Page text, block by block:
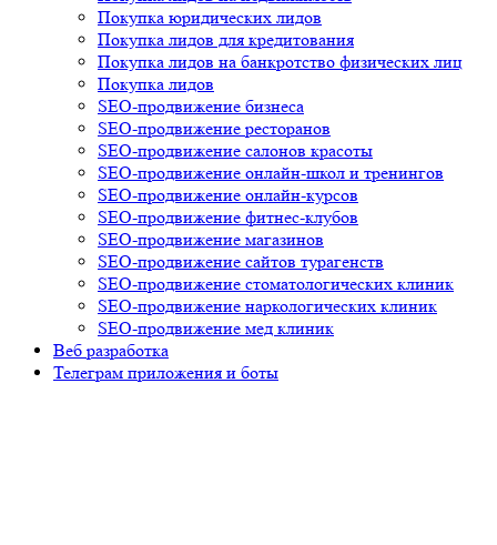
Покупка юридических лидов
Покупка лидов для кредитования
Покупка лидов на банкротство физических лиц
Покупка лидов
SEO-продвижение бизнеса
SEO-продвижение ресторанов
SEO-продвижение салонов красоты
SEO-продвижение онлайн-школ и тренингов
SEO-продвижение онлайн-курсов
SEO-продвижение фитнес-клубов
SEO-продвижение магазинов
SEO-продвижение сайтов турагенств
SEO-продвижение стоматологических клиник
SEO-продвижение наркологических клиник
SEO-продвижение мед клиник
Веб разработка
Телеграм приложения и боты